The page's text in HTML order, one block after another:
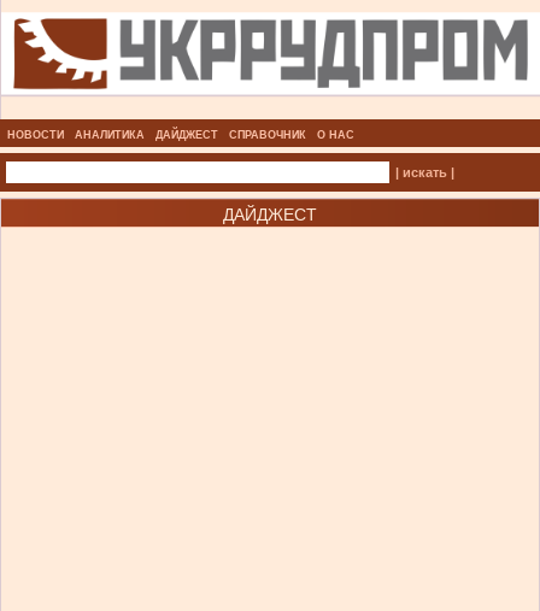
НОВОСТИ АНАЛИТИКА ДАЙДЖЕСТ СПРАВОЧНИК О НАС
| искать |
ДАЙДЖЕСТ